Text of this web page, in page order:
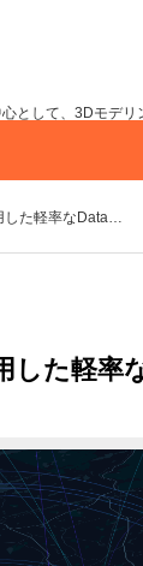
として、3Dモデ
した軽率なData…
した軽